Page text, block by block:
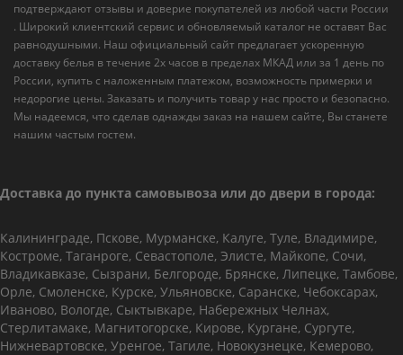
подтверждают отзывы и доверие покупателей из любой части России
. Широкий клиентский сервис и обновляемый каталог не оставят Вас
равнодушными. Наш официальный сайт предлагает ускоренную
доставку белья в течение 2х часов в пределах МКАД или за 1 день по
России, купить с наложенным платежом, возможность примерки и
недорогие цены. Заказать и получить товар у нас просто и безопасно.
Мы надеемся, что сделав однажды заказ на нашем сайте, Вы станете
нашим частым гостем.
Доставка до пункта самовывоза или до двери в города:
Калининграде, Пскове, Мурманске, Калуге, Туле, Владимире,
Костроме, Таганроге, Севастополе, Элисте, Майкопе, Сочи,
Владикавказе, Сызрани, Белгороде, Брянске, Липецке, Тамбове,
Орле, Смоленске, Курске, Ульяновске, Саранске, Чебоксарах,
Иваново, Вологде, Сыктывкаре, Набережных Челнах,
Стерлитамаке, Магнитогорске, Кирове, Кургане, Сургуте,
Нижневартовске, Уренгое, Тагиле, Новокузнецке, Кемерово,